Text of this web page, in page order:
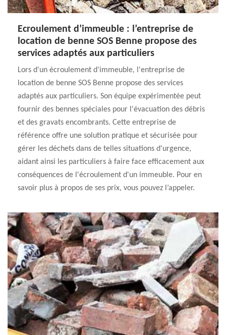
Ecroulement d’immeuble : l’entreprise de
location de benne SOS Benne propose des
services adaptés aux particuliers
Lors d'un écroulement d'immeuble, l'entreprise de
location de benne SOS Benne propose des services
adaptés aux particuliers. Son équipe expérimentée peut
fournir des bennes spéciales pour l'évacuation des débris
et des gravats encombrants. Cette entreprise de
référence offre une solution pratique et sécurisée pour
gérer les déchets dans de telles situations d'urgence,
aidant ainsi les particuliers à faire face efficacement aux
conséquences de l'écroulement d'un immeuble. Pour en
savoir plus à propos de ses prix, vous pouvez l’appeler.